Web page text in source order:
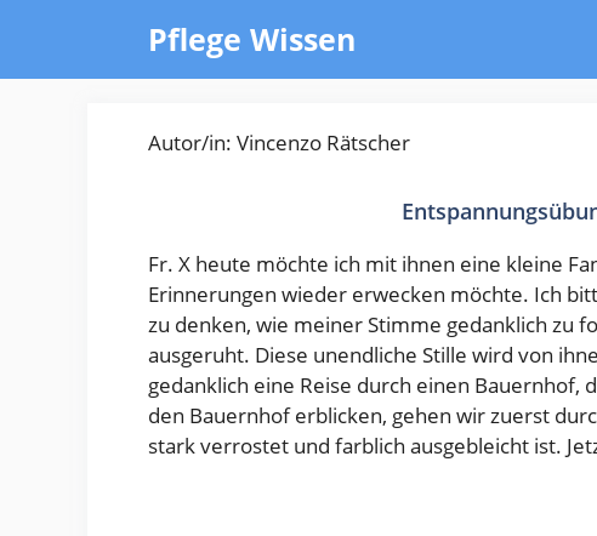
springen
Pflege Wissen
Autor/in: Vincenzo Rätscher
Fr. X heute möchte ich mit ihnen eine kleine
Erinnerungen wieder erwecken möchte. Ich
zu denken, wie meiner Stimme gedanklich zu
ausgeruht. Diese unendliche Stille wird von
gedanklich eine Reise durch einen
den Bauernhof erblicken, gehen wir zuerst
stark verrostet und farblich ausgebleicht ist.